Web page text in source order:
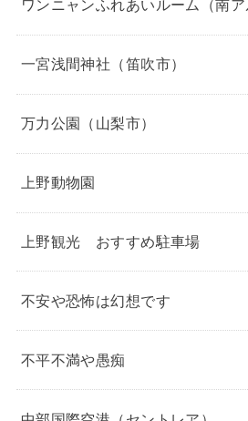
ワンニャンふれあいルーム（南ア
一宮浅間神社（笛吹市）
万力公園（山梨市）
上野動物園
上野観光 おすすめ駐車場
不安や恐怖は幻想です
不平不満や愚痴